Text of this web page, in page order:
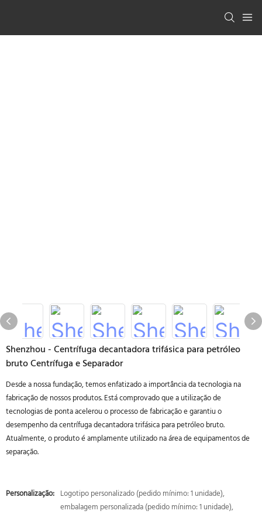
Shenzhou - Centrífuga decantadora trifásica para petróleo
bruto Centrífuga e Separador
Desde a nossa fundação, temos enfatizado a importância da tecnologia na
fabricação de nossos produtos. Está comprovado que a utilização de
tecnologias de ponta acelerou o processo de fabricação e garantiu o
desempenho da centrífuga decantadora trifásica para petróleo bruto.
Atualmente, o produto é amplamente utilizado na área de equipamentos de
separação.
Personalização: Logotipo personalizado (pedido mínimo: 1 unidade),
embalagem personalizada (pedido mínimo: 1 unidade),